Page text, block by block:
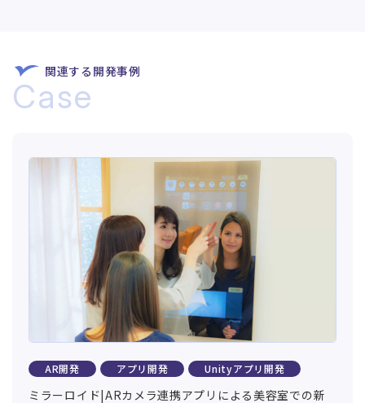
関連する開発事例
Case
AR開発 アプリ開発 Unityアプリ開発
ミラーロイド|ARカメラ連携アプリによる美容室での新